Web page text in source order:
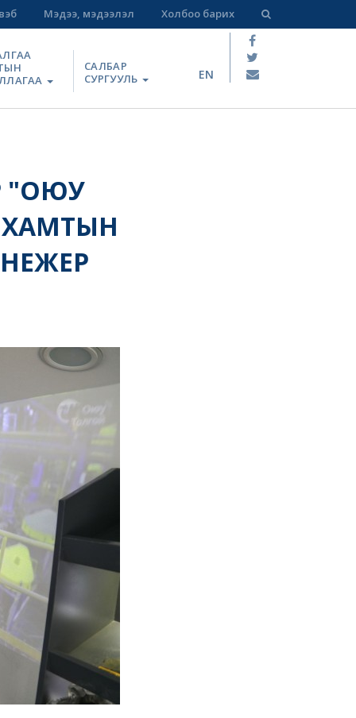
Мэдээ, мэдээлэл Холбоо барих
САЛБАР
СУРГУУЛЬ
EN
"ОЮУ